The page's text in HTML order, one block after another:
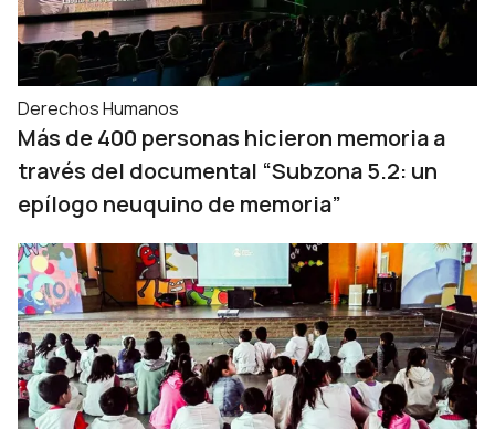
Derechos Humanos
Más de 400 personas hicieron memoria a
través del documental “Subzona 5.2: un
epílogo neuquino de memoria”